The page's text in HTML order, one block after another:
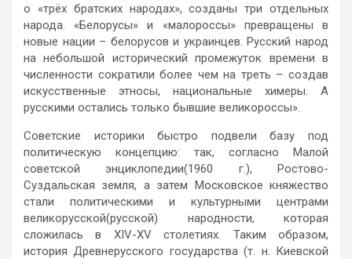
о «трёх братских народах», созданы три отдельных
народа. «Белорусы» и «малороссы» превращены в
новые нации – белорусов и украинцев. Русский народ
на небольшой исторический промежуток времени в
численности сократили более чем на треть – создав
искусственные этносы, национальные химеры. А
русскими остались только бывшие великороссы».
Советские историки быстро подвели базу под
политическую концепцию: так, согласно Малой
советской энциклопедии(1960 г.), Ростово-
Суздальская земля, а затем Московское княжество
стали политическими и культурными центрами
великорусской(русской) народности, которая
сложилась в XIV-XV столетиях. Таким образом,
история Древнерусского государства (т. н. Киевской